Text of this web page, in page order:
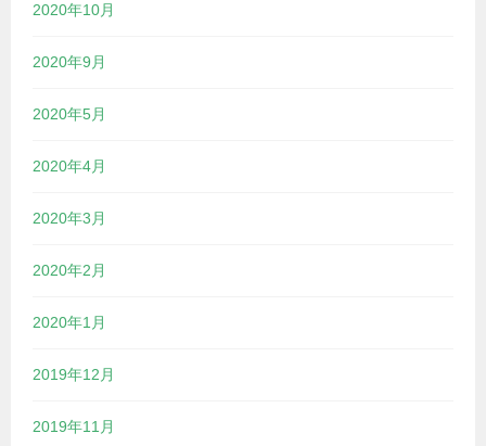
2020年10月
2020年9月
2020年5月
2020年4月
2020年3月
2020年2月
2020年1月
2019年12月
2019年11月